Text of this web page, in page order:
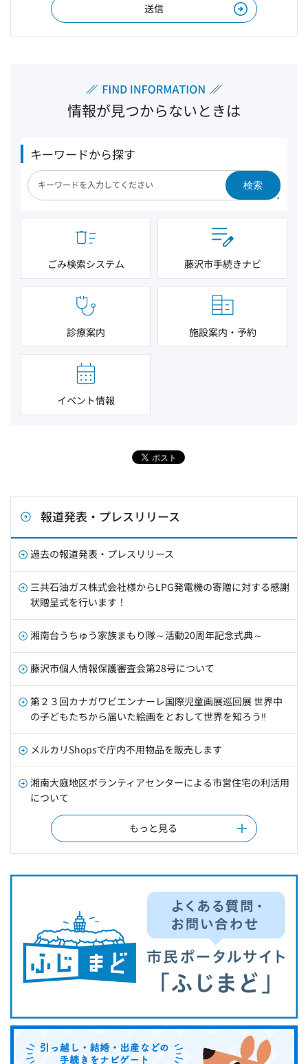
情報が見つからないときは
キーワードから探す
検索
ごみ検索システム 藤沢市手続きナビ
診療案内 施設案内・予約
イベント情報
報道発表・プレスリリース
過去の報道発表・プレスリリース
三共石油ガス株式会社様からLPG発電機の寄贈に対する感謝
状贈呈式を行います！
湘南台うちゅう家族まもり隊～活動20周年記念式典～
藤沢市個人情報保護審査会第28号について
第２３回カナガワビエンナーレ国際児童画展巡回展 世界中
の子どもたちから届いた絵画をとおして世界を知ろう‼
メルカリShopsで庁内不用物品を販売します
湘南大庭地区ボランティアセンターによる市営住宅の利活用
について
もっと見る